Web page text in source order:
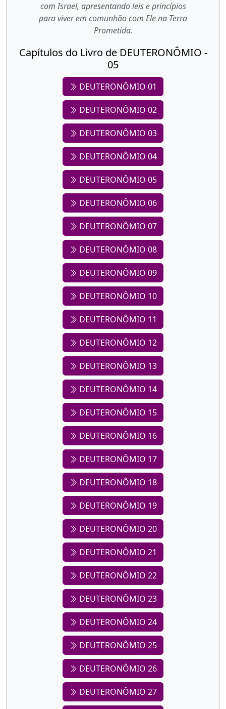
com Israel, apresentando leis e princípios
para viver em comunhão com Ele na Terra
Prometida.
Capítulos do Livro de DEUTERONÔMIO -
05
DEUTERONÔMIO 01
DEUTERONÔMIO 02
DEUTERONÔMIO 03
DEUTERONÔMIO 04
DEUTERONÔMIO 05
DEUTERONÔMIO 06
DEUTERONÔMIO 07
DEUTERONÔMIO 08
DEUTERONÔMIO 09
DEUTERONÔMIO 10
DEUTERONÔMIO 11
DEUTERONÔMIO 12
DEUTERONÔMIO 13
DEUTERONÔMIO 14
DEUTERONÔMIO 15
DEUTERONÔMIO 16
DEUTERONÔMIO 17
DEUTERONÔMIO 18
DEUTERONÔMIO 19
DEUTERONÔMIO 20
DEUTERONÔMIO 21
DEUTERONÔMIO 22
DEUTERONÔMIO 23
DEUTERONÔMIO 24
DEUTERONÔMIO 25
DEUTERONÔMIO 26
DEUTERONÔMIO 27